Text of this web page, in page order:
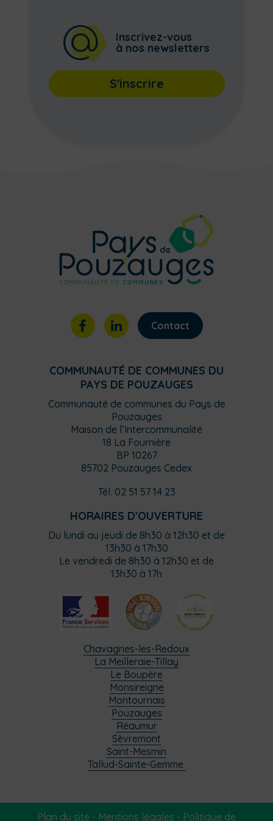
Inscrivez-vous
à nos newsletters
S'inscrire
Contact
COMMUNAUTÉ DE COMMUNES DU
PAYS DE POUZAUGES
Communauté de communes du Pays de
Pouzauges
Maison de l’Intercommunalité
18 La Fournière
BP 10267
85702 Pouzauges Cedex
Tél. 02 51 57 14 23
HORAIRES D'OUVERTURE
Du lundi au jeudi de 8h30 à 12h30 et de
13h30 à 17h30
Le vendredi de 8h30 à 12h30 et de
13h30 à 17h
Chavagnes-les-Redoux
La Meilleraie-Tillay
Le Boupère
Monsireigne
Montournais
Pouzauges
Réaumur
Sèvremont
Saint-Mesmin
Tallud-Sainte-Gemme
Plan du site - Mentions légales - Politique de